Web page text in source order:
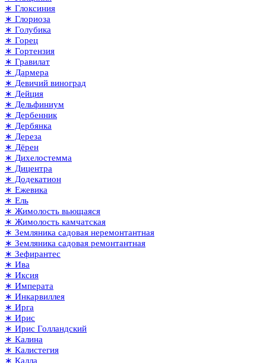
∗ Глоксиния
∗ Глориоза
∗ Голубика
∗ Горец
∗ Гортензия
∗ Гравилат
∗ Дармера
∗ Девичий виноград
∗ Дейция
∗ Дельфиниум
∗ Дербенник
∗ Дербянка
∗ Дереза
∗ Дёрен
∗ Дихелостемма
∗ Дицентра
∗ Додекатион
∗ Ежевика
∗ Ель
∗ Жимолость вьющаяся
∗ Жимолость камчатская
∗ Земляника садовая неремонтантная
∗ Земляника садовая ремонтантная
∗ Зефирантес
∗ Ива
∗ Иксия
∗ Императа
∗ Инкарвиллея
∗ Ирга
∗ Ирис
∗ Ирис Голландский
∗ Калина
∗ Калистегия
∗ Калла